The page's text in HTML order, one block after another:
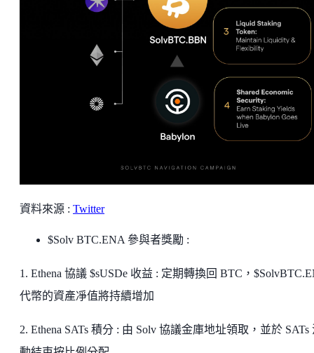
資料來源 : Twitter
$Solv BTC.ENA 參與者獎勵 :
1. Ethena 協議 $sUSDe 收益 : 定期轉換回 BTC，
代幣的資產凈值將持續增加
2. Ethena SATs 積分 : 由 Solv 協議金庫地址領取，並於 SATs